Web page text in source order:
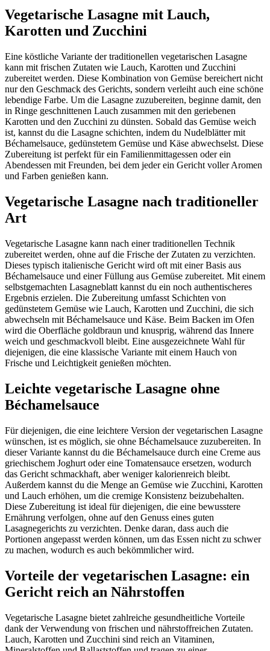
Vegetarische Lasagne mit Lauch,
Karotten und Zucchini
Eine köstliche Variante der traditionellen vegetarischen Lasagne
kann mit frischen Zutaten wie Lauch, Karotten und Zucchini
zubereitet werden. Diese Kombination von Gemüse bereichert nicht
nur den Geschmack des Gerichts, sondern verleiht auch eine schöne
lebendige Farbe. Um die Lasagne zuzubereiten, beginne damit, den
in Ringe geschnittenen Lauch zusammen mit den geriebenen
Karotten und den Zucchini zu dünsten. Sobald das Gemüse weich
ist, kannst du die Lasagne schichten, indem du Nudelblätter mit
Béchamelsauce, gedünstetem Gemüse und Käse abwechselst. Diese
Zubereitung ist perfekt für ein Familienmittagessen oder ein
Abendessen mit Freunden, bei dem jeder ein Gericht voller Aromen
und Farben genießen kann.
Vegetarische Lasagne nach traditioneller
Art
Vegetarische Lasagne kann nach einer traditionellen Technik
zubereitet werden, ohne auf die Frische der Zutaten zu verzichten.
Dieses typisch italienische Gericht wird oft mit einer Basis aus
Béchamelsauce und einer Füllung aus Gemüse zubereitet. Mit einem
selbstgemachten Lasagneblatt kannst du ein noch authentischeres
Ergebnis erzielen. Die Zubereitung umfasst Schichten von
gedünstetem Gemüse wie Lauch, Karotten und Zucchini, die sich
abwechseln mit Béchamelsauce und Käse. Beim Backen im Ofen
wird die Oberfläche goldbraun und knusprig, während das Innere
weich und geschmackvoll bleibt. Eine ausgezeichnete Wahl für
diejenigen, die eine klassische Variante mit einem Hauch von
Frische und Leichtigkeit genießen möchten.
Leichte vegetarische Lasagne ohne
Béchamelsauce
Für diejenigen, die eine leichtere Version der vegetarischen Lasagne
wünschen, ist es möglich, sie ohne Béchamelsauce zuzubereiten. In
dieser Variante kannst du die Béchamelsauce durch eine Creme aus
griechischem Joghurt oder eine Tomatensauce ersetzen, wodurch
das Gericht schmackhaft, aber weniger kalorienreich bleibt.
Außerdem kannst du die Menge an Gemüse wie Zucchini, Karotten
und Lauch erhöhen, um die cremige Konsistenz beizubehalten.
Diese Zubereitung ist ideal für diejenigen, die eine bewusstere
Ernährung verfolgen, ohne auf den Genuss eines guten
Lasagnegerichts zu verzichten. Denke daran, dass auch die
Portionen angepasst werden können, um das Essen nicht zu schwer
zu machen, wodurch es auch bekömmlicher wird.
Vorteile der vegetarischen Lasagne: ein
Gericht reich an Nährstoffen
Vegetarische Lasagne bietet zahlreiche gesundheitliche Vorteile
dank der Verwendung von frischen und nährstoffreichen Zutaten.
Lauch, Karotten und Zucchini sind reich an Vitaminen,